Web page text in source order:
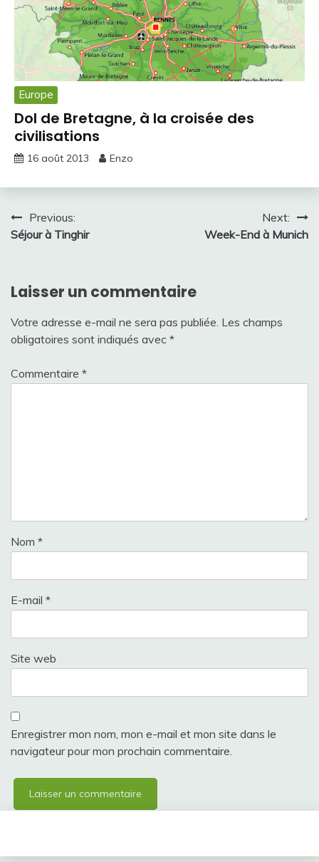
Europe
Dol de Bretagne, à la croisée des
civilisations
16 août 2013 Enzo
Navigation
de
Previous:
Séjour à Tinghir
Next:
Week-End à Munich
Laisser un commentaire
Votre adresse e-mail ne sera pas publiée. Les champs
obligatoires sont indiqués avec *
Commentaire *
Nom *
E-mail *
Site web
Enregistrer mon nom, mon e-mail et mon site dans le
navigateur pour mon prochain commentaire.